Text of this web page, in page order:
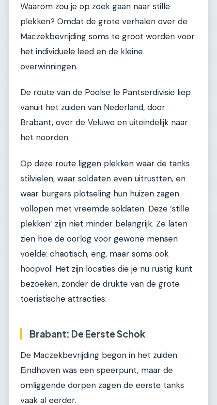
Waarom zou je op zoek gaan naar stille
plekken? Omdat de grote verhalen over de
Maczekbevrijding soms te groot worden voor
het individuele leed en de kleine
overwinningen.
De route van de Poolse 1e Pantserdivisie liep
vanuit het zuiden van Nederland, door
Brabant, over de Veluwe en uiteindelijk naar
het noorden.
Op deze route liggen plekken waar de tanks
stilvielen, waar soldaten even uitrustten, en
waar burgers plotseling hun huizen zagen
vollopen met vreemde soldaten. Deze ‘stille
plekken’ zijn niet minder belangrijk. Ze laten
zien hoe de oorlog voor gewone mensen
voelde: chaotisch, eng, maar soms ook
hoopvol. Het zijn locaties die je nu rustig kunt
bezoeken, zonder de drukte van de grote
toeristische attracties.
Brabant: De Eerste Schok
De Maczekbevrijding begon in het zuiden.
Eindhoven was een speerpunt, maar de
omliggende dorpen zagen de eerste tanks
vaak al eerder.